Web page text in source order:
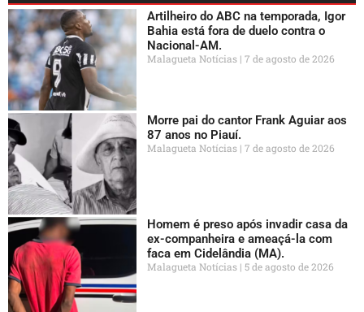
Artilheiro do ABC na temporada, Igor
Bahia está fora de duelo contra o
Nacional-AM.
Malagueta Notícias 7 de agosto de 2026
Morre pai do cantor Frank Aguiar aos
87 anos no Piauí.
Malagueta Notícias 7 de agosto de 2026
Homem é preso após invadir casa da
ex-companheira e ameaçá-la com
faca em Cidelândia (MA).
Malagueta Notícias 5 de agosto de 2026